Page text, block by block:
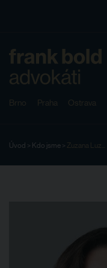
Brno Praha Ostrava
Úvod > Kdo jsme > Zuzana Luz...